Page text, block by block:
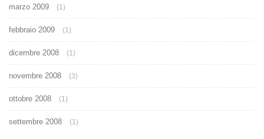
marzo 2009 (1)
febbraio 2009 (1)
dicembre 2008 (1)
novembre 2008 (3)
ottobre 2008 (1)
settembre 2008 (1)